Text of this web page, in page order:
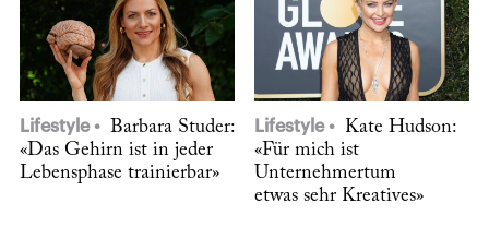
Lifestyle
Barbara Studer:
«Das Gehirn ist in jeder
Lebensphase trainierbar»
Lifestyle
Kate Hudson:
«Für mich ist
Unternehmertum
etwas sehr Kreatives»